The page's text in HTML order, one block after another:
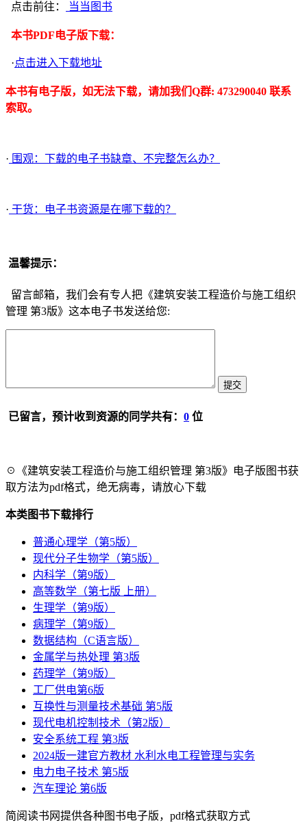
点击前往：
当当图书
本书PDF电子版下载：
·点击进入下载地址
本书有电子版，如无法下载，请加我们Q群: 473290040 联系
索取。
· 围观：下载的电子书缺章、不完整怎么办？
· 干货：电子书资源是在哪下载的？
温馨提示：
留言邮箱，我们会有专人把《建筑安装工程造价与施工组织
管理 第3版》这本电子书发送给您:
已留言，预计收到资源的同学共有： 0 位
☉《建筑安装工程造价与施工组织管理 第3版》电子版图书获
取方法为pdf格式，绝无病毒，请放心下载
本类图书下载排行
普通心理学（第5版）
现代分子生物学（第5版）
内科学（第9版）
高等数学（第七版 上册）
生理学（第9版）
病理学（第9版）
数据结构（C语言版）
金属学与热处理 第3版
药理学（第9版）
工厂供电第6版
互换性与测量技术基础 第5版
现代电机控制技术（第2版）
安全系统工程 第3版
2024版一建官方教材 水利水电工程管理与实务
电力电子技术 第5版
汽车理论 第6版
简阅读书网提供各种图书电子版，pdf格式获取方式